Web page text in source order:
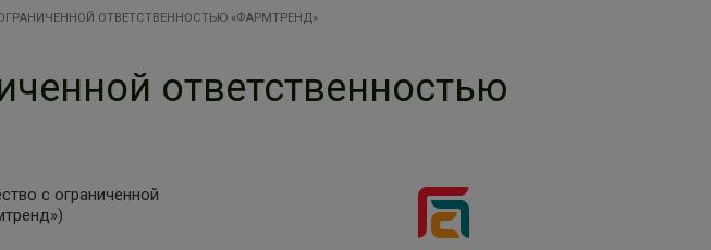
ОТВЕТСТВЕННОСТЬЮ «ФАРМТРЕНД»
ответственностью
с ограниченной